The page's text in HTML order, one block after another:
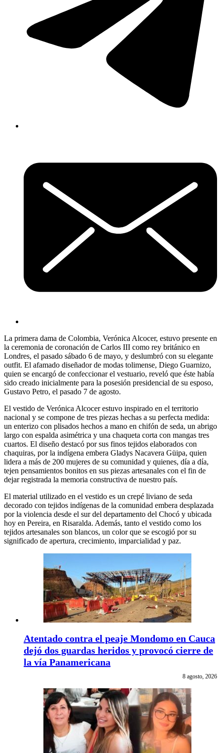
La primera dama de Colombia, Verónica Alcocer, estuvo presente en
la ceremonia de coronación de Carlos III como rey británico en
Londres, el pasado sábado 6 de mayo, y deslumbró con su elegante
outfit. El afamado diseñador de modas tolimense, Diego Guarnizo,
quien se encargó de confeccionar el vestuario, reveló que éste había
sido creado inicialmente para la posesión presidencial de su esposo,
Gustavo Petro, el pasado 7 de agosto.
El vestido de Verónica Alcocer estuvo inspirado en el territorio
nacional y se compone de tres piezas hechas a su perfecta medida:
un enterizo con plisados hechos a mano en chifón de seda, un abrigo
largo con espalda asimétrica y una chaqueta corta con mangas tres
cuartos. El diseño destacó por sus finos tejidos elaborados con
chaquiras, por la indígena embera Gladys Nacavera Güipa, quien
lidera a más de 200 mujeres de su comunidad y quienes, día a día,
tejen pensamientos bonitos en sus piezas artesanales con el fin de
dejar registrada la memoria constructiva de nuestro país.
El material utilizado en el vestido es un crepé liviano de seda
decorado con tejidos indígenas de la comunidad embera desplazada
por la violencia desde el sur del departamento del Chocó y ubicada
hoy en Pereira, en Risaralda. Además, tanto el vestido como los
tejidos artesanales son blancos, un color que se escogió por su
significado de apertura, crecimiento, imparcialidad y paz.
Atentado contra el peaje Mondomo en Cauca
dejó dos guardas heridos y provocó cierre de
la vía Panamericana
8 agosto, 2026